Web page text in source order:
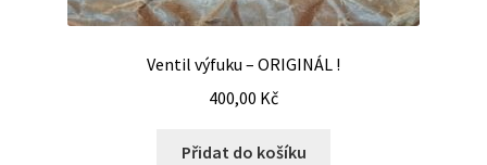
Ventil výfuku – ORIGINÁL !
400,00 Kč
Přidat do košíku